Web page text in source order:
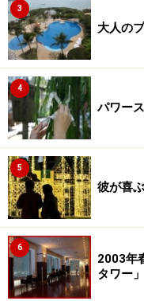
3
大人の
4
パワー
5
彼が喜
6
2003年
タワー